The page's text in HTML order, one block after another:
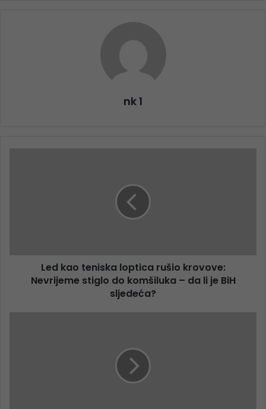
nk 1
Led kao teniska loptica rušio krovove:
Nevrijeme stiglo do komšiluka – da li je BiH
sljedeća?